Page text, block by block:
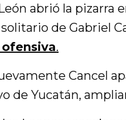
abrió la pizarra
de Gabriel
.
Cancel
de Yucatán,